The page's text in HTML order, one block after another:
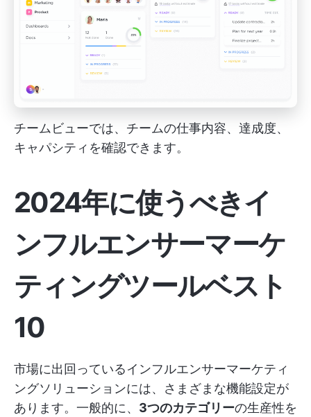
チームビューでは、チームの仕事内容、達成度、
キャパシティを確認できます。
2024年に使うべきイ
ンフルエンサーマーケ
ティングツールベスト
10
市場に出回っているインフルエンサーマーケティ
ングソリューションには、さまざまな機能設定が
あります。一般的に、 3つのカテゴリーの生産性を